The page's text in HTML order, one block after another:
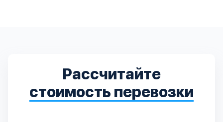
Рассчитайте
стоимость перевозки
Истринский
Каширский